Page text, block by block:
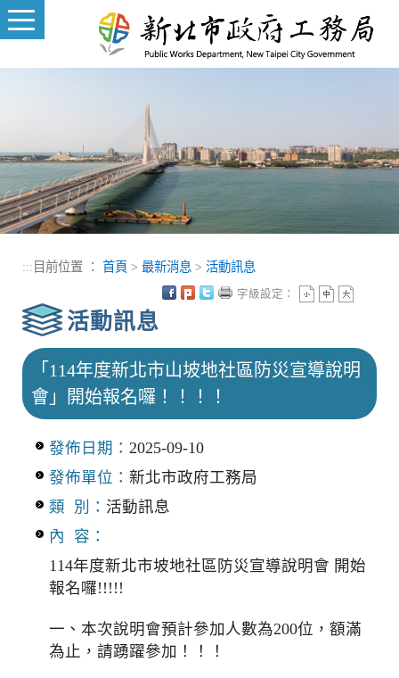
進入內容區塊
::: 目前位置 ： 首頁 > 最新消息 > 活動訊息
活動訊息
字級設定：
「114年度新北市山坡地社區防災宣導說明
會」開始報名囉！！！！
發佈日期： 2025-09-10
發佈單位： 新北市政府工務局
類 別： 活動訊息
內 容：
114年度新北市坡地社區防災宣導說明會 開始
報名囉!!!!!
一、本次說明會預計參加人數為200位，額滿
為止，請踴躍參加！！！